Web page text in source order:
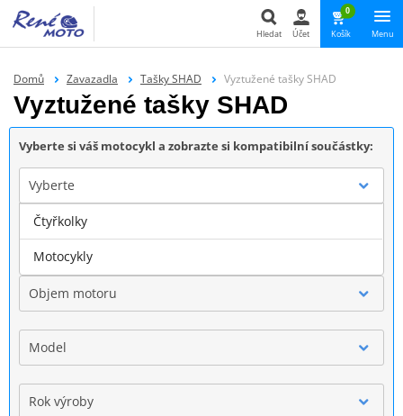
Hledat
Hledat Účet
0
Košík Menu
Domů Zavazadla Tašky SHAD Vyztužené tašky SHAD
Vyztužené tašky SHAD
Vyberte si váš motocykl a zobrazte si kompatibilní součástky:
Vyberte
Značka
Objem motoru
Model
Rok výroby
Čtyřkolky
Motocykly